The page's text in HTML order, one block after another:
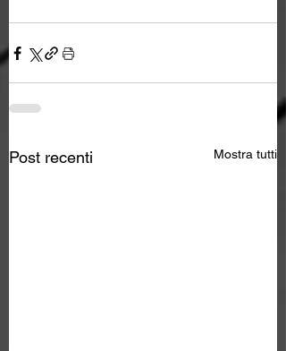
Post recenti Mostra tutti